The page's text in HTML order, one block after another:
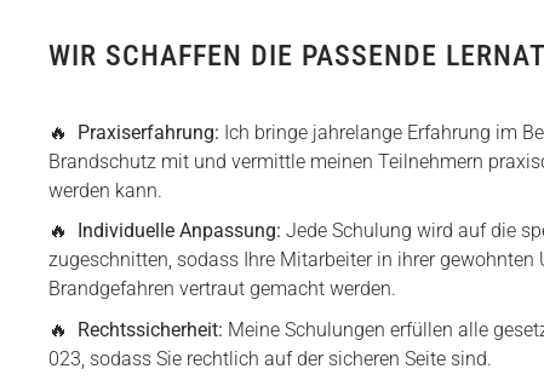
WIR SCHAFFEN DIE PASSENDE
Praxiserfahrung: Ich bringe jahrelange Erfahrung im
Brandschutz mit und vermittle meinen Teilnehmern
werden kann.
Individuelle Anpassung: Jede Schulung wird auf die
zugeschnitten, sodass Ihre Mitarbeiter in ihrer
Brandgefahren vertraut gemacht werden.
Rechtssicherheit: Meine Schulungen erfüllen alle
023, sodass Sie rechtlich auf der sicheren Seite sind.